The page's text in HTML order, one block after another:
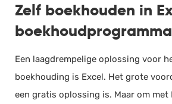
Zelf boekhouden in
Een laagdrempelige oplossing voor
boekhouding is Excel. Het grote
een gratis oplossing is. Maar om met